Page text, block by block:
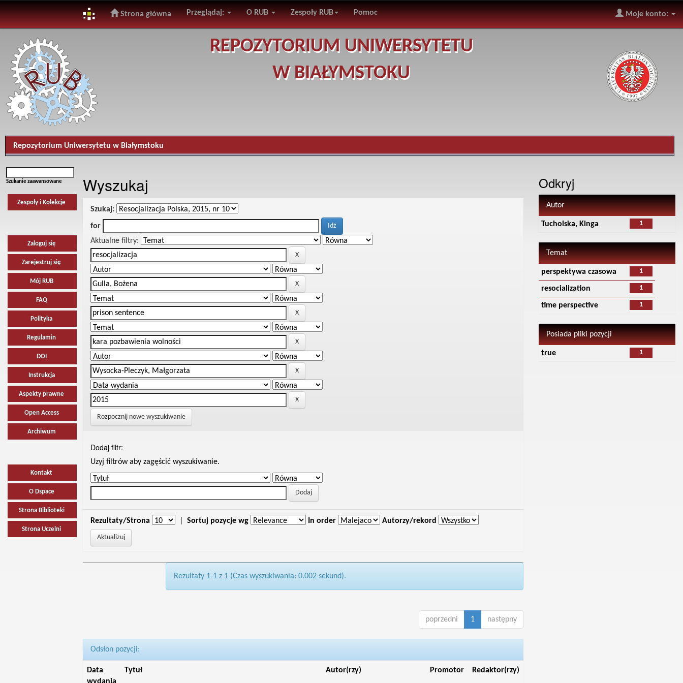
navigation
Strona główna Przeglądaj: O RUB Zespoły RUB Pomoc Moje konto:
REPOZYTORIUM UNIWERSYTETU
W BIAŁYMSTOKU
Repozytorium Uniwersytetu w Białymstoku
Szukanie zaawansowane
Zespoły i Kolekcje
Zaloguj się
Zarejestruj się
Mój RUB
FAQ
Polityka
Regulamin
DOI
Instrukcja
Aspekty prawne
Open Access
Archiwum
Kontakt
O Dspace
Strona Biblioteki
Strona Uczelni
Wyszukaj
Szukaj:
for
Aktualne filtry:
Rozpocznij nowe wyszukiwanie
Dodaj filtr:
Uzyj filtrów aby zagęścić wyszukiwanie.
Rezultaty/Strona Sortuj pozycje wg In order Autorzy/rekord
Rezultaty 1-1 z 1 (Czas wyszukiwania: 0.002 sekund).
poprzedni 1 następny
Odsłon pozycji:
Data
Tytuł Autor(rzy) Promotor Redaktor(rzy)
Odkryj
Autor
1
Tucholska, Kinga
Temat
1
perspektywa czasowa
1
resocialization
1
time perspective
Posiada pliki pozycji
1
true